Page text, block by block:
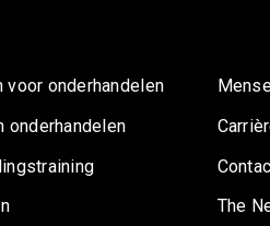
voor onderhandelen
onderhandelen
The